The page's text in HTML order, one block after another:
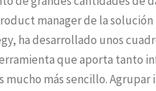
manager de la
ha desarrollado unos
que aporta tanto
mucho más sencillo.